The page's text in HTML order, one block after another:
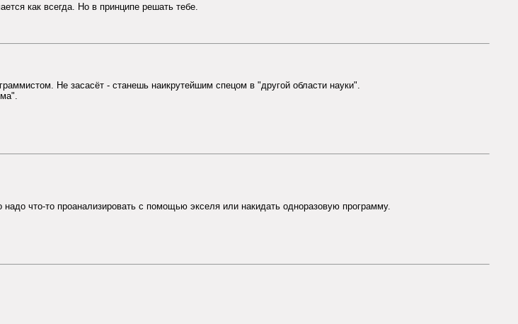
как всегда. Но в принципе решать тебе.
Не засасёт - станешь наикрутейшим спецом в "другой области науки".
что-то проанализировать с помощью экселя или накидать одноразовую программу.